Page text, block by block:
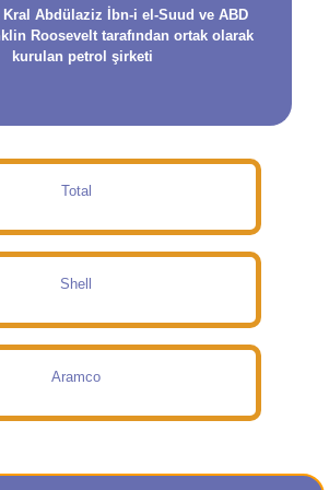
Kral Abdülaziz İbn-i el-Suud ve ABD
Roosevelt tarafından ortak olarak
kurulan petrol şirketi
Total
Shell
Aramco